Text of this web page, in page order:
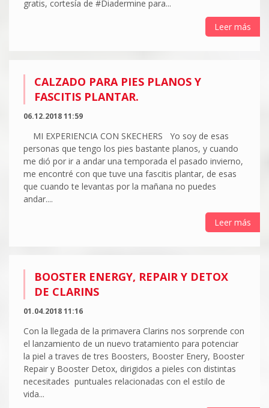
gratis, cortesía de #Diadermine para...
Leer más
CALZADO PARA PIES PLANOS Y
FASCITIS PLANTAR.
06.12.2018 11:59
MI EXPERIENCIA CON SKECHERS Yo soy de esas
personas que tengo los pies bastante planos, y cuando
me dió por ir a andar una temporada el pasado invierno,
me encontré con que tuve una fascitis plantar, de esas
que cuando te levantas por la mañana no puedes
andar....
Leer más
BOOSTER ENERGY, REPAIR Y DETOX
DE CLARINS
01.04.2018 11:16
Con la llegada de la primavera Clarins nos sorprende con
el lanzamiento de un nuevo tratamiento para potenciar
la piel a traves de tres Boosters, Booster Enery, Booster
Repair y Booster Detox, dirigidos a pieles con distintas
necesitades puntuales relacionadas con el estilo de
vida...